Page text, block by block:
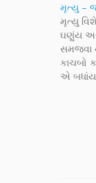
મૃત્યુ –
મૃત્યુ
ઘણુંય
સમજવા
કાચબો
એ